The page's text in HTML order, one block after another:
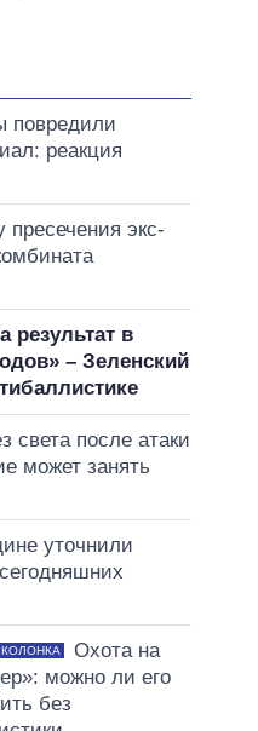
повредили
реакция
экс-
результат в
– Зеленский
света после атаки
может занять
уточнили
Охота на
можно ли его
без